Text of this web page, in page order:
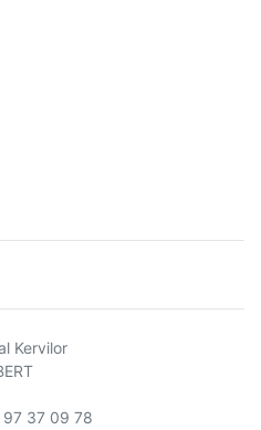
Kervilor
97 37 09 78